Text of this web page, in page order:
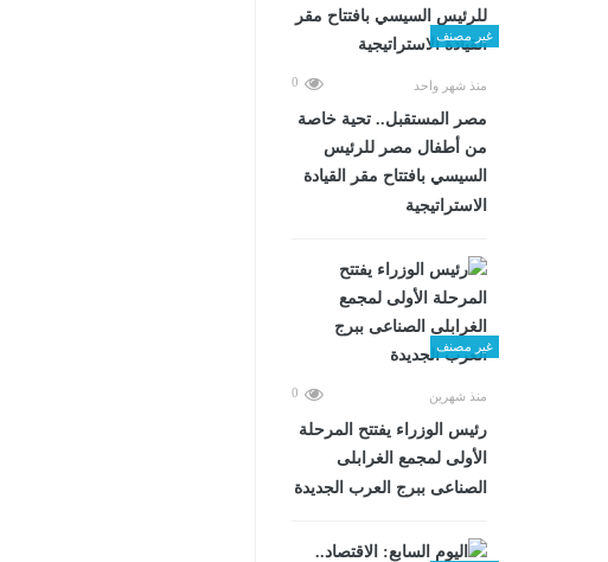
غير مصنف
منذ شهر واحد 0
مصر المستقبل.. تحية خاصة
من أطفال مصر للرئيس
السيسي بافتتاح مقر القيادة
الاستراتيجية
غير مصنف
منذ شهرين 0
رئيس الوزراء يفتتح المرحلة
الأولى لمجمع الغرابلى
الصناعى ببرج العرب الجديدة